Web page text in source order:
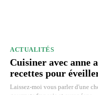
ACTUALITÉS
Cuisiner avec anne
recettes pour
Laissez-moi vous parler d'une